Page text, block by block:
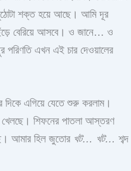
শক্ত হয়ে আছে। আমি দূর
বেরিয়ে আসবে। ও জানে… ও
এখন এই চার দেওয়ালের
দিকে এগিয়ে যেতে শুরু করলাম।
খেলছে। শিফনের পাতলা আস্তরণ
আমার হিল জুতোর খট… খট… শব্দ